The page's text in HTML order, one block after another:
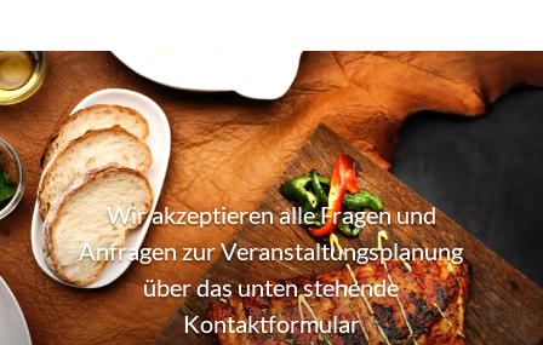
Wir akzeptieren alle Fragen und
Anfragen zur Veranstaltungsplanung
über das unten stehende
Kontaktformular